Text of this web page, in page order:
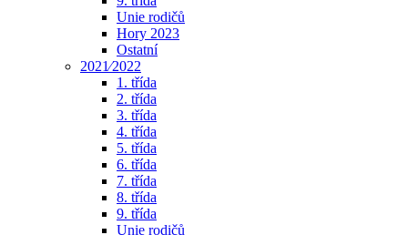
Unie rodičů
Hory 2023
Ostatní
2021⁄2022
1. třída
2. třída
3. třída
4. třída
5. třída
6. třída
7. třída
8. třída
9. třída
Unie rodičů